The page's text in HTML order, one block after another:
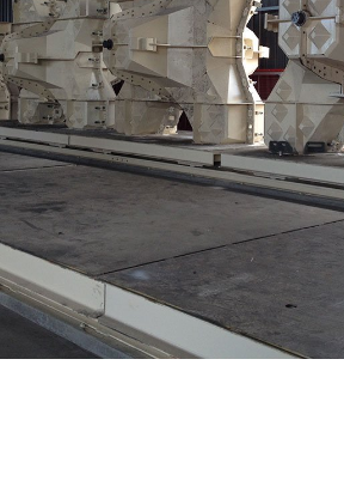
Accueil Moules Galerie photo - Moules